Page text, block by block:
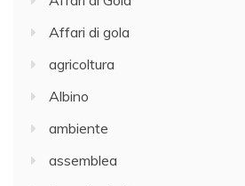
Affari di gola
agricoltura
Albino
ambiente
assemblea